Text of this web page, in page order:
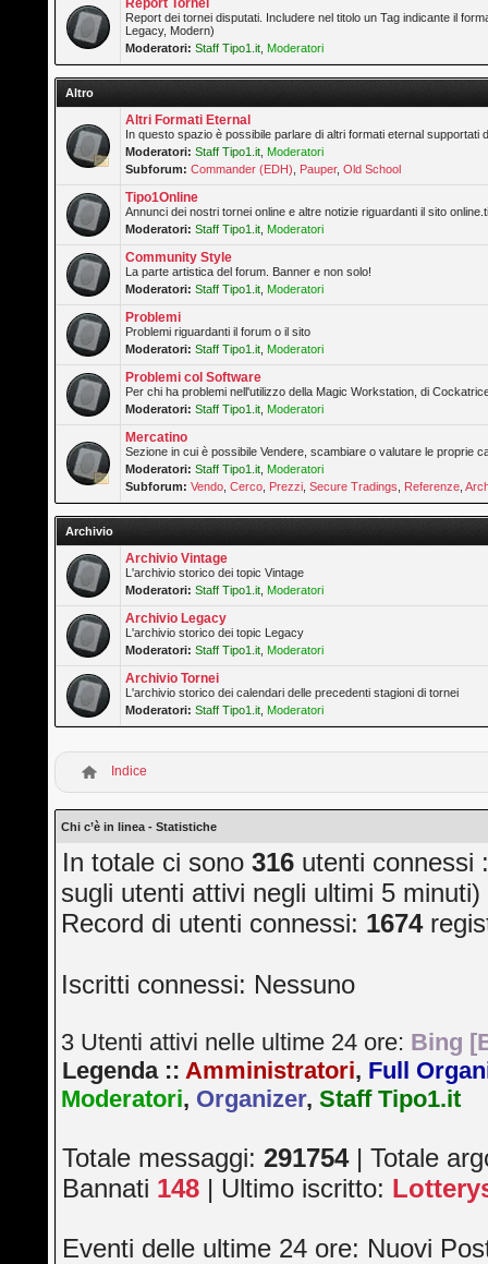
Report Tornei
Report dei tornei disputati. Includere nel titolo un Tag indicante il
Legacy, Modern)
Moderatori: Staff Tipo1.it Moderatori
Altro
Altri Formati Eternal
In questo spazio è possibile parlare di altri formati eternal supportati
Moderatori: Staff Tipo1.it Moderatori
Subforum:Commander (EDH) Pauper,Old School
Tipo1Online
Annunci dei nostri tornei online e altre notizie riguardanti il sito
Moderatori: Staff Tipo1.it Moderatori
Community Style
La parte artistica del forum. Banner e non solo!
Moderatori: Staff Tipo1.it Moderatori
Problemi
Problemi riguardanti il forum o il sito
Moderatori: Staff Tipo1.it Moderatori
Problemi col Software
Per chi ha problemi nell'utilizzo della Magic Workstation, di
Moderatori: Staff Tipo1.it Moderatori
Mercatino
Sezione in cui è possibile Vendere, scambiare o valutare le proprie
Moderatori: Staff Tipo1.it Moderatori
Subforum:Vendo ,Cerco Prezzi ,Secure Tradings Referenze ,
Archivio
Archivio Vintage
L'archivio storico dei topic Vintage
Moderatori: Staff Tipo1.it Moderatori
Archivio Legacy
L'archivio storico dei topic Legacy
Moderatori: Staff Tipo1.it Moderatori
Archivio Tornei
L'archivio storico dei calendari delle precedenti stagioni di tornei
Moderatori: Staff Tipo1.it Moderatori
Indice
Chi c’è in linea - Statistiche
In totale ci sono316 utenti connessi
sugli utenti attivi negli ultimi 5 minuti)
Record di utenti connessi: 1674
Iscritti connessi: Nessuno
3 Utenti attivi nelle ultime 24 ore: Bing
Legenda ::Amministratori, Full
Moderatori, Organizer,Staff Tipo1.it
Totale messaggi:291754| Totale
Bannati 148 | Ultimo iscritto:
Eventi delle ultime 24 ore: Nuovi